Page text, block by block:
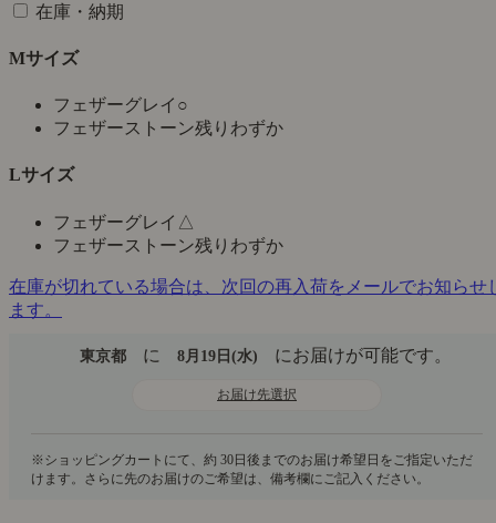
在庫・納期
Mサイズ
フェザーグレイ ○
フェザーストーン残りわずか
Lサイズ
フェザーグレイ △
フェザーストーン残りわずか
在庫が切れている場合は、次回の再入荷をメールでお知らせ
ます。
東京都 に 8月19日(水) にお届けが可能です。
お届け先選択